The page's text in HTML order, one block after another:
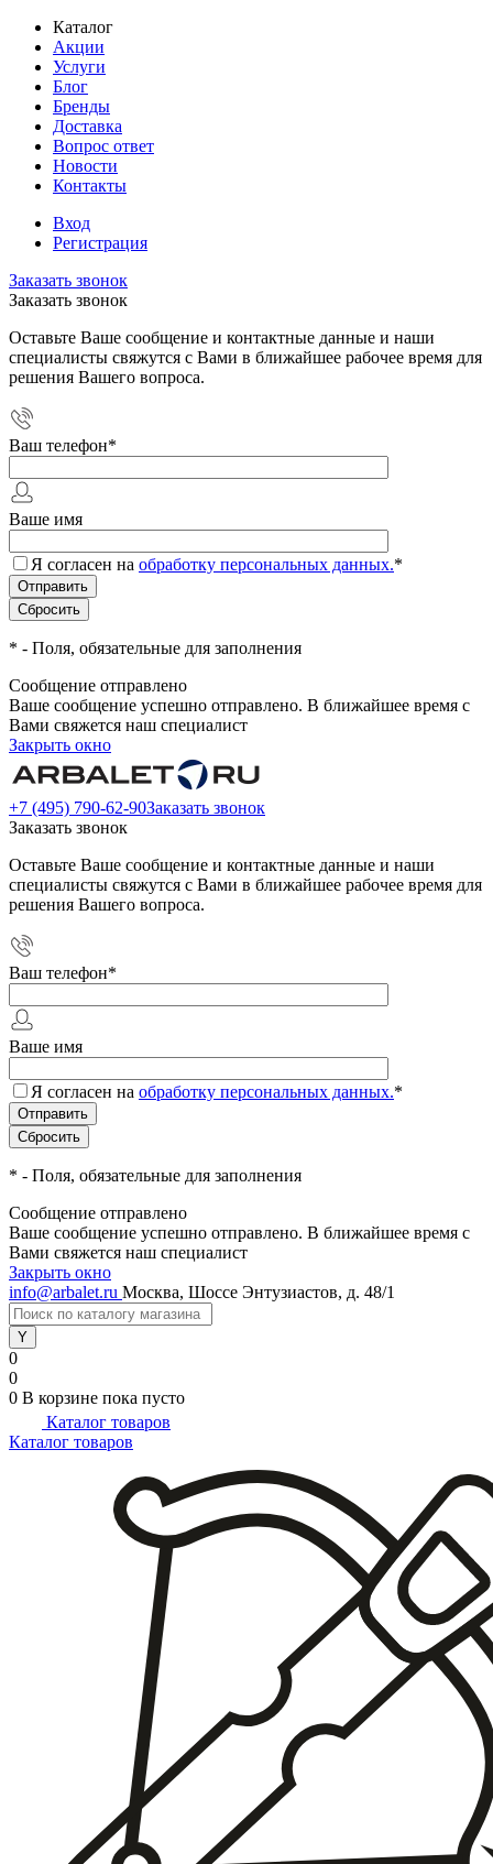
Каталог
Акции
Услуги
Блог
Бренды
Доставка
Вопрос ответ
Новости
Контакты
Вход
Регистрация
Заказать звонок
Заказать звонок
Оставьте Ваше сообщение и контактные данные и наши
специалисты свяжутся с Вами в ближайшее рабочее время для
решения Вашего вопроса.
Ваш телефон*
Ваше имя
Я согласен на обработку персональных данных.*
* - Поля, обязательные для заполнения
Сообщение отправлено
Ваше сообщение успешно отправлено. В ближайшее время с
Вами свяжется наш специалист
Закрыть окно
+7 (495) 790-62-90Заказать звонок
Заказать звонок
Оставьте Ваше сообщение и контактные данные и наши
специалисты свяжутся с Вами в ближайшее рабочее время для
решения Вашего вопроса.
Ваш телефон*
Ваше имя
Я согласен на обработку персональных данных.*
* - Поля, обязательные для заполнения
Сообщение отправлено
Ваше сообщение успешно отправлено. В ближайшее время с
Вами свяжется наш специалист
Закрыть окно
info@arbalet.ru Москва, Шоссе Энтузиастов, д. 48/1
0
0
0 В корзине пока пусто
Каталог товаров
Каталог товаров